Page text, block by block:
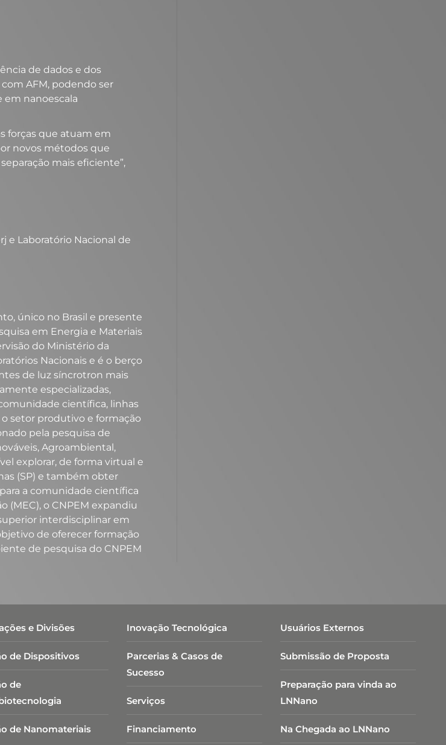
de dados e dos
AFM, podendo ser
em nanoescala
forças que atuam em
novos métodos que
mais eficiente”,
e Laboratório Nacional de
único no Brasil e presente
em Energia e Materiais
do Ministério da
Nacionais e é o berço
de luz síncrotron mais
especializadas,
científica, linhas
setor produtivo e formação
pela pesquisa de
Agroambiental,
explorar, de forma virtual e
(SP) e também obter
a comunidade científica
(MEC), o CNPEM expandiu
interdisciplinar em
de oferecer formação
de pesquisa do CNPEM
e Divisões
de Dispositivos
de
de Nanomateriais
Inovação Tecnológica
Parcerias & Casos de
Sucesso
Serviços
Financiamento
Usuários Externos
Submissão de Proposta
Preparação para vinda ao
LNNano
Na Chegada ao LNNano